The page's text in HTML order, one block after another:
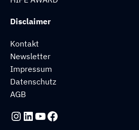
Disclaimer
Kontakt
Newsletter
Impressum
Datenschutz
AGB
Instagram
LinkedIn
YouTube
Facebook